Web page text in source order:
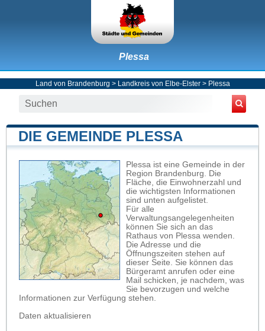
Plessa
Land von Brandenburg > Landkreis von Elbe-Elster> Plessa
DIE GEMEINDE PLESSA
Plessa ist eine Gemeinde in der
Region Brandenburg. Die
Fläche, die Einwohnerzahl und
die wichtigsten Informationen
sind unten aufgelistet.
Für alle
Verwaltungsangelegenheiten
können Sie sich an das
Rathaus von Plessa wenden.
Die Adresse und die
Öffnungszeiten stehen auf
dieser Seite. Sie können das
Bürgeramt anrufen oder eine
Mail schicken, je nachdem, was
Sie bevorzugen und welche
Informationen zur Verfügung stehen.
Daten aktualisieren